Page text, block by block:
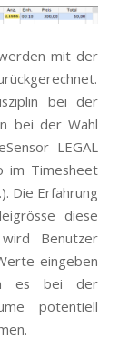
mit der
bei der
bei der Wahl
LEGAL
im Timesheet
Die Erfahrung
diese
Benutzer
eingeben
es bei der
potentiell